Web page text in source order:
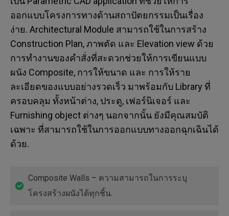
ออกแบบโครงการทางด้านสถาปัตยกรรมเป็นเรื่อง
ง่าย. Architectural Module สามารถใช้ในการสร้าง
Construction Plan, ภาพตัด และ Elevation view ด้วย
การทำงานของคำสั่งที่สะดวกช่วยให้การเขียนแบบ
ผนัง Composite, การให้ขนาด และ การให้ราย
ละเอียดของแบบอย่างรวดเร็ว มาพร้อมกับ Library ที่
ครอบคลุม ทั้งหน้าต่าง, ประตู, เฟอร์นิเจอร์ และ
Furnishing object ต่างๆ นอกจากนั้น ยังมีคุณสมบัติ
เฉพาะ ที่สามารถใช้ในการออกแบบทางออกฉุกเฉินได้
ด้วย.
Composite Walls – ความสามารถในการระบุ
โครงสร้างผนังได้ทุกชิ้น.